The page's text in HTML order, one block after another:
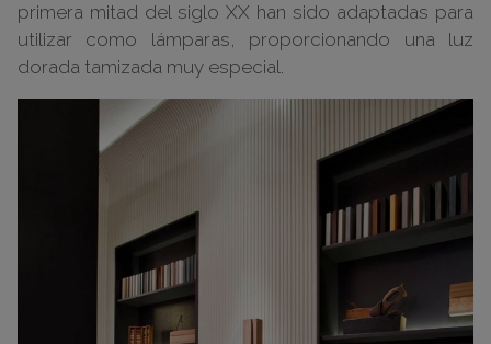
primera mitad del siglo XX han sido adaptadas para
utilizar como lámparas, proporcionando una luz
dorada tamizada muy especial.